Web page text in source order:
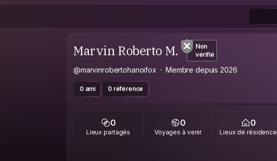
Marvin Roberto M.
Non
vérifié
@marvinrobertohanoifox Membre depuis 2026
0 ami 0 référence
0
Lieux partagés
0
Voyages à venir
0
Lieux de résidence